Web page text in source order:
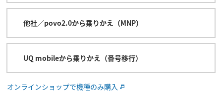
他社／povo2.0から乗りかえ（MNP）
UQ mobileから乗りかえ（番号移行）
オンラインショップで機種のみ購入